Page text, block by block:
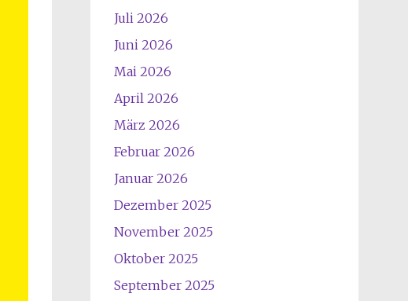
Juli 2026
Juni 2026
Mai 2026
April 2026
März 2026
Februar 2026
Januar 2026
Dezember 2025
November 2025
Oktober 2025
September 2025